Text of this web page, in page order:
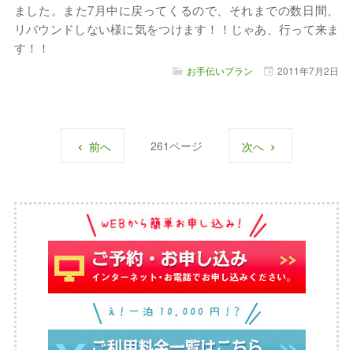
ました。また7月中に戻ってくるので、それまでの数日間、
リバウンドしない様に気をつけます！！じゃあ、行って来ま
す！！
お手伝いプラン 2011年7月2日
前へ 261 次へ